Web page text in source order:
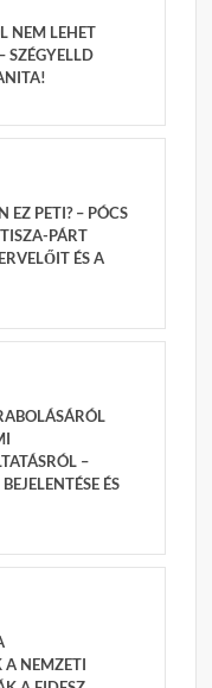
NEM LEHET
SZÉGYELLD
EZ PETI? – PÓCS
PÁRT
ÉS A
–
ÉS
A NEMZETI